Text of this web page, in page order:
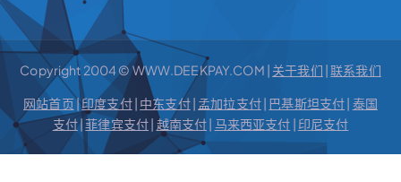
Copyright 2004 © WWW.DEEKPAY.COM | 关于我们 |联系我们
网站首页|印度支付| 中东支付| 孟加拉支付| 巴基斯坦支付| 泰国
支付|菲律宾支付| 越南支付| 马来西亚支付 | 印尼支付